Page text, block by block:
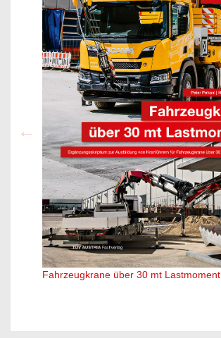
Fahrzeugkrane über 30 mt Lastmoment